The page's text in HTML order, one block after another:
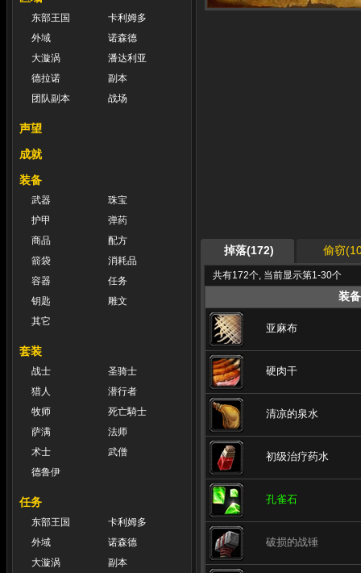
东部王国
卡利姆多
外域
诺森德
大漩涡
潘达利亚
德拉诺
副本
团队副本
战场
声望
成就
装备
武器
珠宝
护甲
弹药
商品
配方
箭袋
消耗品
容器
任务
钥匙
雕文
其它
套装
战士
圣骑士
猎人
潜行者
牧师
死亡騎士
萨满
法师
术士
武僧
德鲁伊
任务
东部王国
卡利姆多
外域
诺森德
大漩涡
副本
掉落(172) 偷窃
共有172个, 当前显示第1-30个
装备
亚麻布
硬肉干
清凉的泉水
初级治疗药水
孔雀石
破损的战锤